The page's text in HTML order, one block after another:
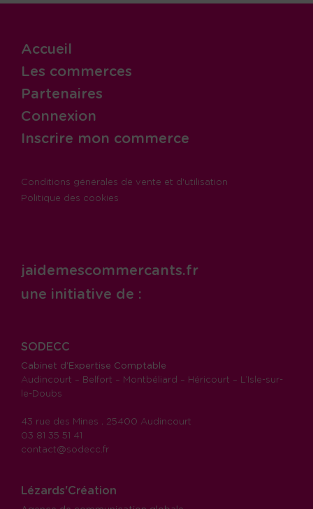
Accueil
Les commerces
Partenaires
Connexion
Inscrire mon commerce
Conditions générales de vente et d'utilisation
Politique des cookies
jaidemescommercants.fr
une initiative de :
SODECC
Cabinet d’Expertise Comptable
Audincourt – Belfort – Montbéliard – Héricourt – L’Isle-sur-
le-Doubs
43 rue des Mines , 25400 Audincourt
03 81 35 51 41
contact@sodecc.fr
Lézards'Création